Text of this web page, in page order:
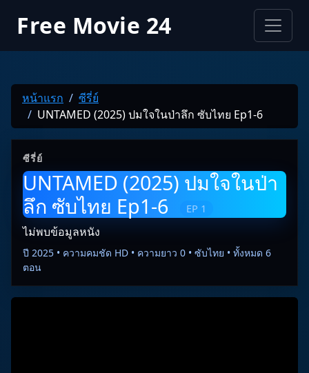
Free Movie 24
หน้าแรก
ซีรี่ย์
UNTAMED (2025) ปมใจในป่าลึก ซับไทย Ep1-6
ซีรี่ย์
UNTAMED (2025) ปมใจในป่า
ลึก ซับไทย Ep1-6
EP 1
ไม่พบข้อมูลหนัง
ปี 2025 • ความคมชัด HD • ความยาว 0 • ซับไทย • ทั้งหมด 6
ตอน